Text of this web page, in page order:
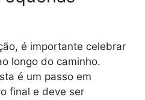
é importante celebrar
longo do caminho.
é um passo em
final e deve ser